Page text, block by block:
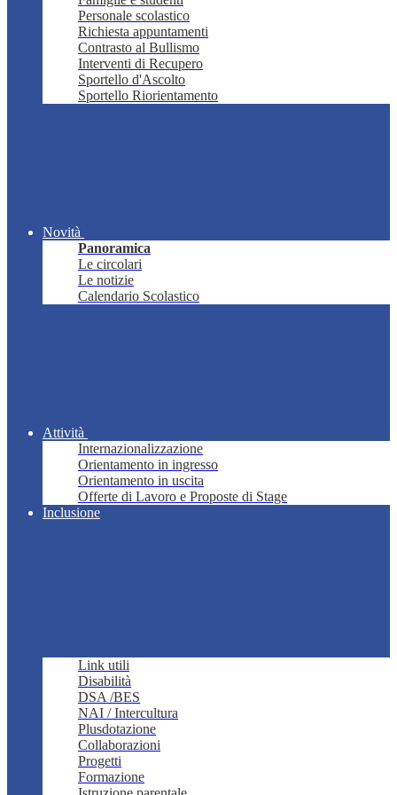
Personale scolastico
Richiesta appuntamenti
Contrasto al Bullismo
Interventi di Recupero
Sportello d'Ascolto
Sportello Riorientamento
Novità
Panoramica
Le circolari
Le notizie
Calendario Scolastico
Attività
Internazionalizzazione
Orientamento in ingresso
Orientamento in uscita
Offerte di Lavoro e Proposte di Stage
Inclusione
Link utili
Disabilità
DSA /BES
NAI / Intercultura
Plusdotazione
Collaborazioni
Progetti
Formazione